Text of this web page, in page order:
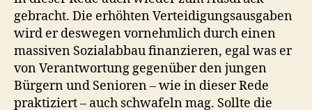
gebracht. Die erhöhten Verteidigungsausgaben
wird er deswegen vornehmlich durch einen
massiven Sozialabbau finanzieren, egal was er
von Verantwortung gegenüber den jungen
Bürgern und Senioren – wie in dieser Rede
praktiziert – auch schwafeln mag. Sollte die